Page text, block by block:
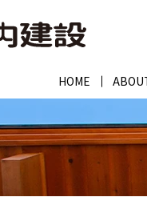
HOME